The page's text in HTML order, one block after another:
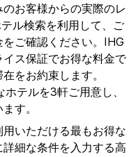
お客様からの実際のレ
ル検索を利用して、ご
ご確認ください。IHG
ス保証でお得な料金で
をお約束します。
テルを3軒ご用意し、
す。
いただける最もお得な
細な条件を入力する高